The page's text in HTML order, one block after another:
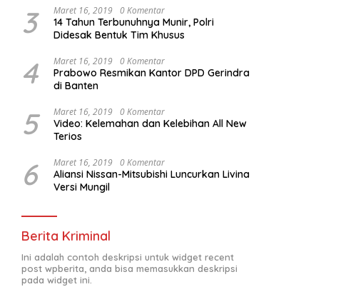
3 Maret 16, 2019 0 Komentar
14 Tahun Terbunuhnya Munir, Polri
Didesak Bentuk Tim Khusus
4 Maret 16, 2019 0 Komentar
Prabowo Resmikan Kantor DPD Gerindra
di Banten
5 Maret 16, 2019 0 Komentar
Video: Kelemahan dan Kelebihan All New
Terios
6 Maret 16, 2019 0 Komentar
Aliansi Nissan-Mitsubishi Luncurkan Livina
Versi Mungil
Berita Kriminal
Ini adalah contoh deskripsi untuk widget recent
post wpberita, anda bisa memasukkan deskripsi
pada widget ini.